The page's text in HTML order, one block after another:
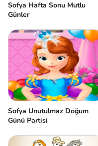
Sofya Hafta Sonu Mutlu
Günler
Sofya Unutulmaz Doğum
Günü Partisi